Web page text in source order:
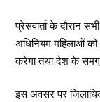
प्रेसवार्ता के दौरान
अधिनियम महिलाओं को
करेगा तथा देश के
इस अवसर पर